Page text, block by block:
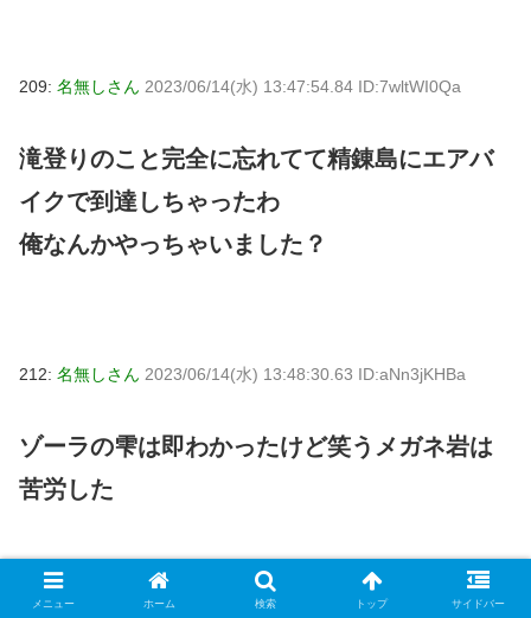
209: 名無しさん 2023/06/14(水) 13:47:54.84 ID:7wltWI0Qa
滝登りのこと完全に忘れてて精錬島にエアバ
イクで到達しちゃったわ
俺なんかやっちゃいました？
212: 名無しさん 2023/06/14(水) 13:48:30.63 ID:aNn3jKHBa
ゾーラの雫は即わかったけど笑うメガネ岩は
苦労した
メニュー ホーム 検索 トップ サイドバー